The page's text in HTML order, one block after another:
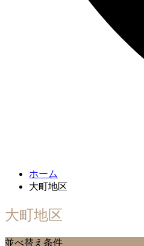
ホーム
大町地区
大町地区
並べ替え条件